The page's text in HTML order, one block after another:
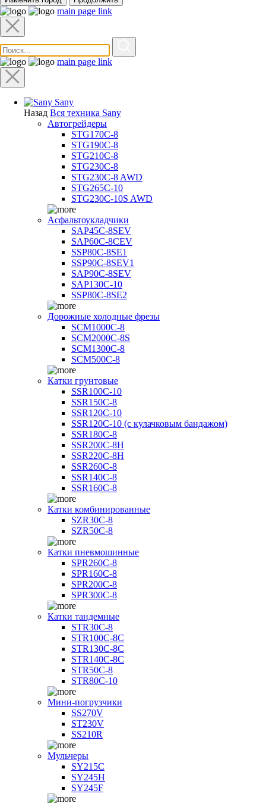
main page link
main page link
Sany
Назад Вся техника Sany
Автогрейдеры
STG170C-8
STG190C-8
STG210C-8
STG230C-8
STG230C-8 AWD
STG265C-10
STG230C-10S AWD
Асфальтоукладчики
SAP45С-8SEV
SAP60C-8CEV
SSP80C-8SE1
SSP90C-8SEV1
SAP90C-8SEV
SAP130C-10
SSP80C-8SE2
Дорожные холодные фрезы
SCM1000C-8
SCM2000C-8S
SCM1300C-8
SCM500C-8
Катки грунтовые
SSR100C-10
SSR150C-8
SSR120C-10
SSR120C-10 (с кулачковым бандажом)
SSR180C-8
SSR200C-8H
SSR220C-8H
SSR260C-8
SSR140C-8
SSR160C-8
Катки комбинированные
SZR30C-8
SZR50C-8
Катки пневмошинные
SPR260C-8
SPR160C-8
SPR200C-8
SPR300C-8
Катки тандемные
STR30C-8
STR100C-8С
STR130C-8С
STR140C-8С
STR50C-8
STR80C-10
Мини-погрузчики
SS270V
ST230V
SS210R
Мульчеры
SY215C
SY245H
SY245F